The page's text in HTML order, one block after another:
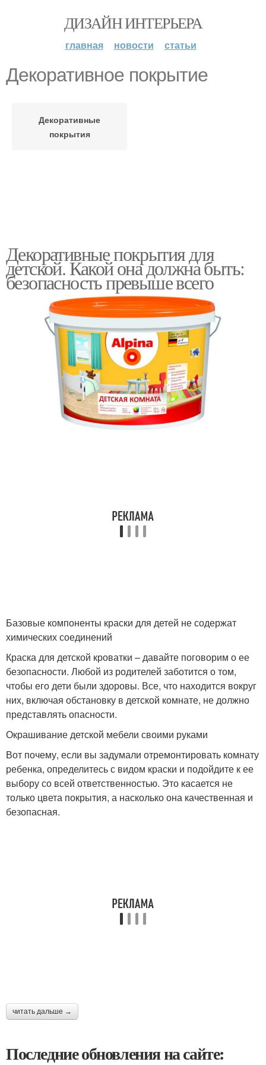
ДИЗАЙН ИНТЕРЬЕРА
главная новости статьи
Декоративное покрытие
Декоративные
покрытия
Декоративные покрытия для
детской. Какой она должна быть:
безопасность превыше всего
Базовые компоненты краски для детей не содержат
химических соединений
Краска для детской кроватки – давайте поговорим о ее
безопасности. Любой из родителей заботится о том,
чтобы его дети были здоровы. Все, что находится вокруг
них, включая обстановку в детской комнате, не должно
представлять опасности.
Окрашивание детской мебели своими руками
Вот почему, если вы задумали отремонтировать комнату
ребенка, определитесь с видом краски и подойдите к ее
выбору со всей ответственностью. Это касается не
только цвета покрытия, а насколько она качественная и
безопасная.
читать дальше →
Последние обновления на сайте: